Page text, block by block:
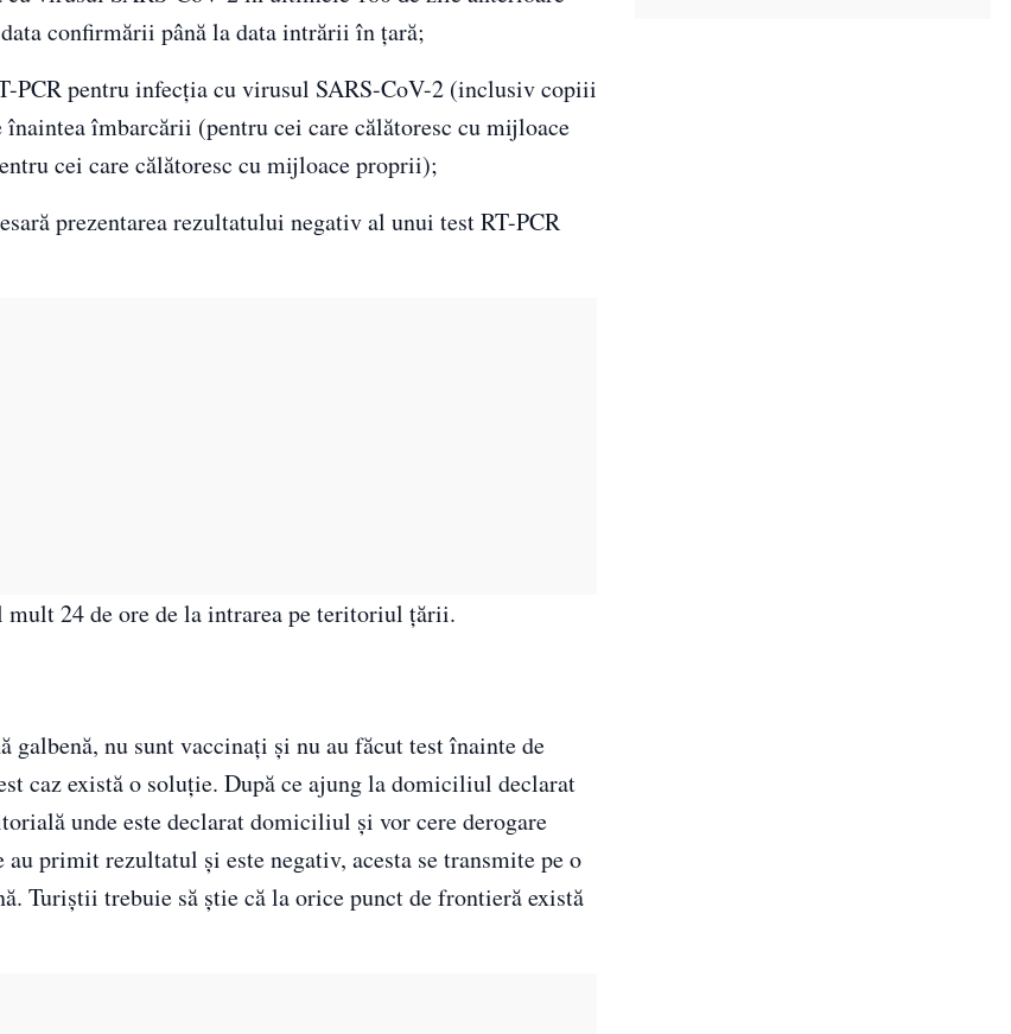
confirmării până la data intrării în țară;
PCR pentru infecția cu virusul SARS-CoV-2 (inclusiv copiii
îmbarcării (pentru cei care călătoresc cu mijloace
cei care călătoresc cu mijloace proprii);
prezentarea rezultatului negativ al unui test RT-PCR
mult 24 de ore de la intrarea pe teritoriul țării.
nu sunt vaccinați și nu au făcut test înainte de
caz există o soluție. După ce ajung la domiciliul declarat
unde este declarat domiciliul și vor cere derogare
primit rezultatul și este negativ, acesta se transmite pe o
Turiștii trebuie să știe că la orice punct de frontieră există